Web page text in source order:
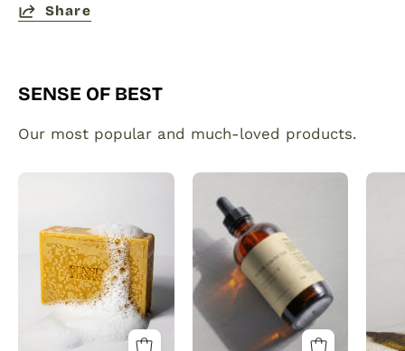
Share
SENSE OF BEST
Our most popular and much-loved products.
Soap
Bar
with
Vitamin
Brightening
hair
and
beard
growth
serum
infused